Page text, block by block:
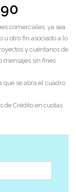
comerciales, ya sea
u otro fin asociado a lo
y cuéntanos de
mensajes sin fines
que se abra el cuadro
de Crédito en cuotas.